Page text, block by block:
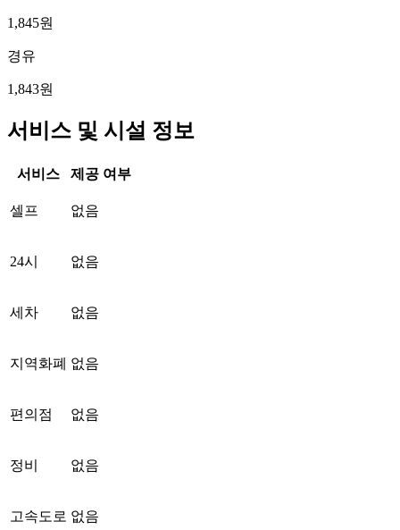
1,845원
경유
1,843원
서비스 및 시설 정보
서비스 제공 여부
셀프 없음
24시 없음
세차 없음
지역화폐 없음
편의점 없음
정비 없음
고속도로 없음